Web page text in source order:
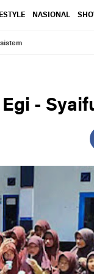
NASIONAL
-